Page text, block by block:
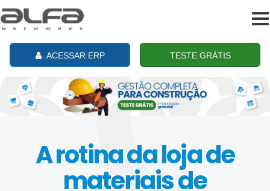
ACESSAR ERP TESTE GRÁTIS
A rotina da loja de
materiais de